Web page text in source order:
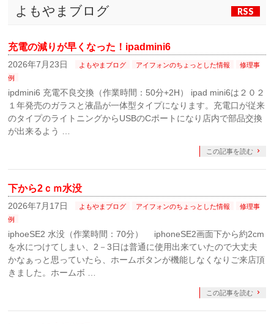
よもやまブログ RSS
充電の減りが早くなった！ipadmini6
2026年7月23日 よもやまブログ アイフォンのちょっとした情報
修理事
例
ipdmini6 充電不良交換（作業時間：50分+2H） ipad mini6は２０２
１年発売のガラスと液晶が一体型タイプになります。充電口が従来
のタイプのライトニングからUSBのCポートになり店内で部品交換
が出来るよう …
この記事を読む
下から2ｃｍ水没
2026年7月17日 よもやまブログ アイフォンのちょっとした情報
修理事
例
iphoeSE2 水没（作業時間：70分） iphoneSE2画面下から約2cm
を水につけてしまい、2－3日は普通に使用出来ていたので大丈夫
かなぁっと思っていたら、ホームボタンが機能しなくなりご来店頂
きました。ホームボ …
この記事を読む